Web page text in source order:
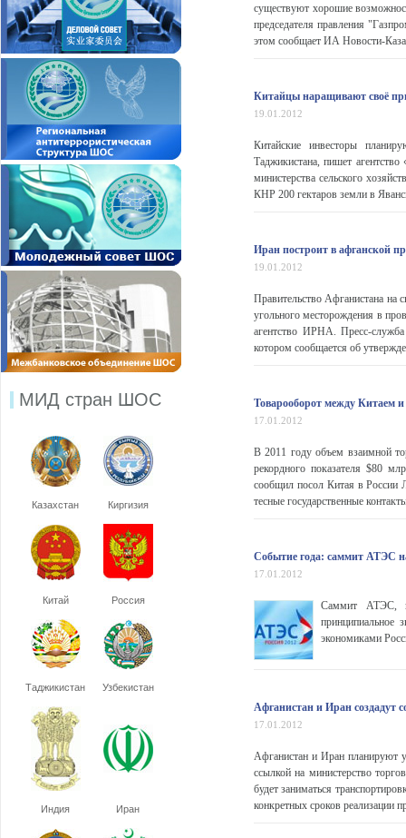
МИД стран ШОС
Казахстан Киргизия
Китай Россия
Таджикистан Узбекистан
Индия Иран
существуют хорошие
председателя правления
этом сообщает ИА Новости-
Китайцы наращивают своё
19.01.2012
Китайские инвесторы
Таджикистана, пишет
министерства сельского
КНР 200 гектаров земли в
Иран построит в афганской
19.01.2012
Правительство Афганистана на
угольного месторождения в
агентство ИРНА. Пресс-служба
котором сообщается об
Товарооборот между Китаем и
17.01.2012
В 2011 году объем взаимной
рекордного показателя $80
сообщил посол Китая в России
тесные государственные
Событие года: саммит АТЭС
17.01.2012
Саммит АТЭС,
принципиальное
экономиками
Афганистан и Иран создадут
17.01.2012
Афганистан и Иран планируют
ссылкой на министерство
будет заниматься
конкретных сроков реализации